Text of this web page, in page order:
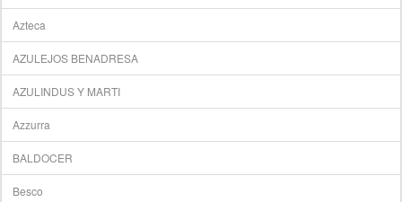
Azteca
AZULEJOS BENADRESA
AZULINDUS Y MARTI
Azzurra
BALDOCER
Besco